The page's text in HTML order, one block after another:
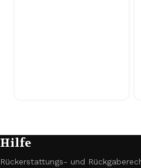
Hilfe
Rückerstattungs- und